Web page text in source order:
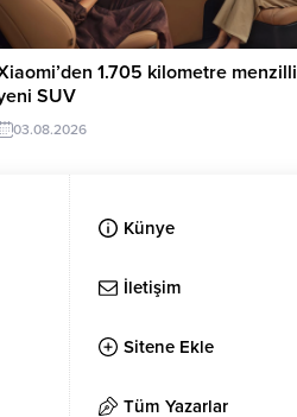
1.705 kilometre menzilli
SUV
03.08.2026
Künye
İletişim
Sitene Ekle
Tüm Yazarlar